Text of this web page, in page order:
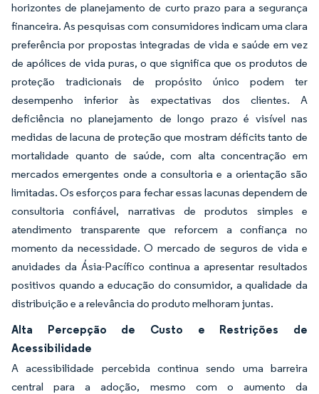
horizontes de planejamento de curto prazo para a segurança
financeira. As pesquisas com consumidores indicam uma clara
preferência por propostas integradas de vida e saúde em vez
de apólices de vida puras, o que significa que os produtos de
proteção tradicionais de propósito único podem ter
desempenho inferior às expectativas dos clientes. A
deficiência no planejamento de longo prazo é visível nas
medidas de lacuna de proteção que mostram déficits tanto de
mortalidade quanto de saúde, com alta concentração em
mercados emergentes onde a consultoria e a orientação são
limitadas. Os esforços para fechar essas lacunas dependem de
consultoria confiável, narrativas de produtos simples e
atendimento transparente que reforcem a confiança no
momento da necessidade. O mercado de seguros de vida e
anuidades da Ásia-Pacífico continua a apresentar resultados
positivos quando a educação do consumidor, a qualidade da
distribuição e a relevância do produto melhoram juntas.
Alta Percepção de Custo e Restrições de
Acessibilidade
A acessibilidade percebida continua sendo uma barreira
central para a adoção, mesmo com o aumento da